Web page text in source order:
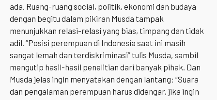
ada. Ruang-ruang social, politik, ekonomi dan budaya
dengan begitu dalam pikiran Musda tampak
menunjukkan relasi-relasi yang bias, timpang dan tidak
adil. “Posisi perempuan di Indonesia saat ini masih
sangat lemah dan terdiskriminasi” tulis Musda, sambil
mengutip hasil-hasil penelitian dari banyak pihak. Dan
Musda jelas ingin menyatakan dengan lantang: “Suara
dan pengalaman perempuan harus didengar, jika ingin